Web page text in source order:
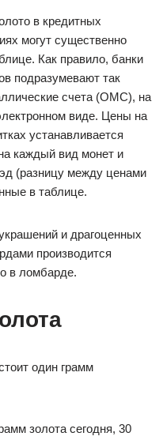
в кредитных
могут существенно
Как правило, банки
подразумевают так
счета (ОМС), на
виде. Цены на
устанавливается
каждый вид монет и
(разницу между ценами
в таблице.
и драгоценных
производится
в ломбарде.
один грамм
золота сегодня, 30